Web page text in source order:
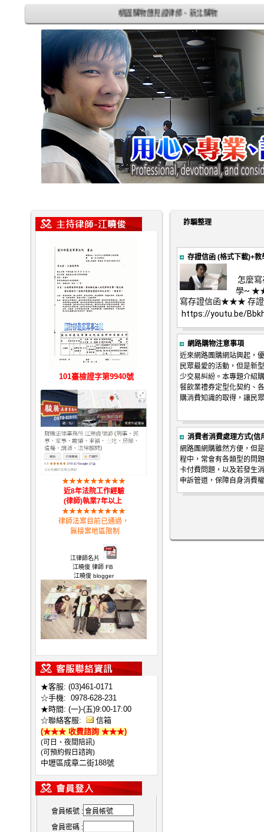
桃園購物節見證律師、新北購物節見證律師
101臺檢證字第9940號
★★★★★★★★★
近8年法院工作經驗
(律師)執業7年以上
★★★★★★★★★
律師法案目前已通過，
無接案地區限制
江律師名片
江曉俊 律師 FB
江曉俊 blogger
★客服: (03)461-0171
☆手機: 0978-628-231
★時間: (一)-(五)9:00-17:00
☆聯絡客服:
信箱
(★★★ 收費諮詢 ★★★)
(可日、夜間陪訊)
(可預約假日諮詢)
中壢區成章二街188號
會員帳號 :
會員密碼 :
詐騙整理
存證信函 (格式下載)+教
怎麼
學~
寫存證信函★★★ 存證
https://youtu.be/
網路購物注意事項
近來網路團購網站興起，
民眾最愛的活動，但是新
少交易糾紛。本專題介紹
餐飲業禮券定型化契約、
購消費知識的取得，讓民
消費者消費處理方式(信
網路團網購雖然方便，但
程中，常會有各類型的問
卡付費問題，以及若發生
申訴管道，保障自身消費